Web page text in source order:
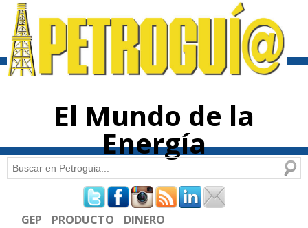
contenido
El Mundo de la
Energía
Formulario de búsqueda
Buscar
GEP PRODUCTO DINERO